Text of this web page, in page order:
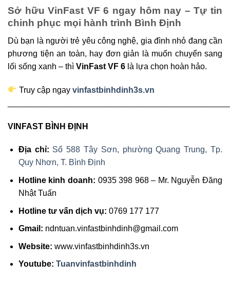
Sở hữu VinFast VF 6 ngay hôm nay – Tự tin
chinh phục mọi hành trình Bình Định
Dù bạn là người trẻ yêu công nghệ, gia đình nhỏ đang cần
phương tiện an toàn, hay đơn giản là muốn chuyển sang
lối sống xanh – thì VinFast VF 6 là lựa chọn hoàn hảo.
Truy cập ngayvinfastbinhdinh3s.vn
VINFAST BÌNH ĐỊNH
Địa chỉ: Số 588 Tây Sơn, phường Quang Trung, Tp.
Quy Nhơn, T. Bình Định
Hotline kinh doanh: 0935 398 968 – Mr. Nguyễn Đăng
Nhật Tuấn
Hotline tư vấn dịch vụ: 0769 177 177
Gmail: ndntuan.vinfastbinhdinh@gmail.com
Website: www.vinfastbinhdinh3s.vn
Youtube: Tuanvinfastbinhdinh